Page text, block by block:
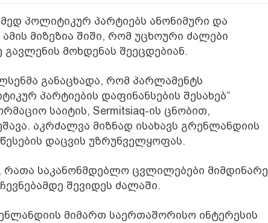
პოლიტიკურ პარტიებს ანონიმური და
მიზეზია შიში, რომ უცხოური ძალები
მოხდენას შეეცდებიან.
განაცხადა, რომ პარლამენტს
პარტიების დაფინანსების შესახებ“
საიტის, Sermitsiaq-ის ცნობით,
აკრძალვა მიზნად ისახავს გრენლანდიის
დაცვის უზრუნველყოფას.
რათა საკანონმდებლო ცვლილებები მიმდინარე
შევიდეს ძალაში.
მიმართ საერთაშორისო ინტერესის